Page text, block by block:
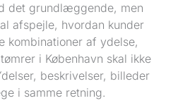
det grundlæggende, men
afspejle, hvordan kunder
kombinationer af ydelse,
i København skal ikke
beskrivelser, billeder
i samme retning.